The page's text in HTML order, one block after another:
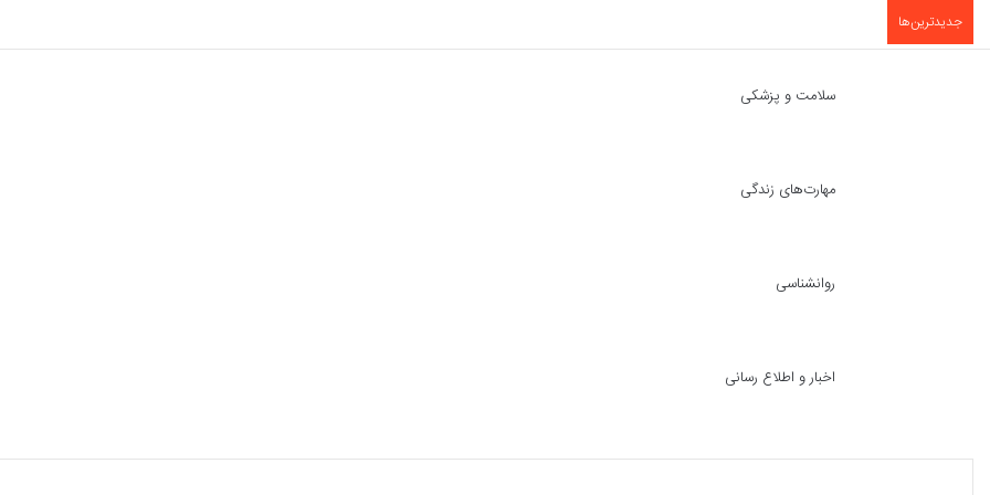
جدیدترین‌ها
سلامت و پزشکی
مهارت‌های زندگی
روانشناسی
اخبار و اطلاع رسانی